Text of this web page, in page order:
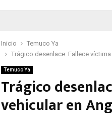
Inicio
Temuco Ya
Trágico desenlace: Fallece
Temuco Ya
Trágico
vehicular en